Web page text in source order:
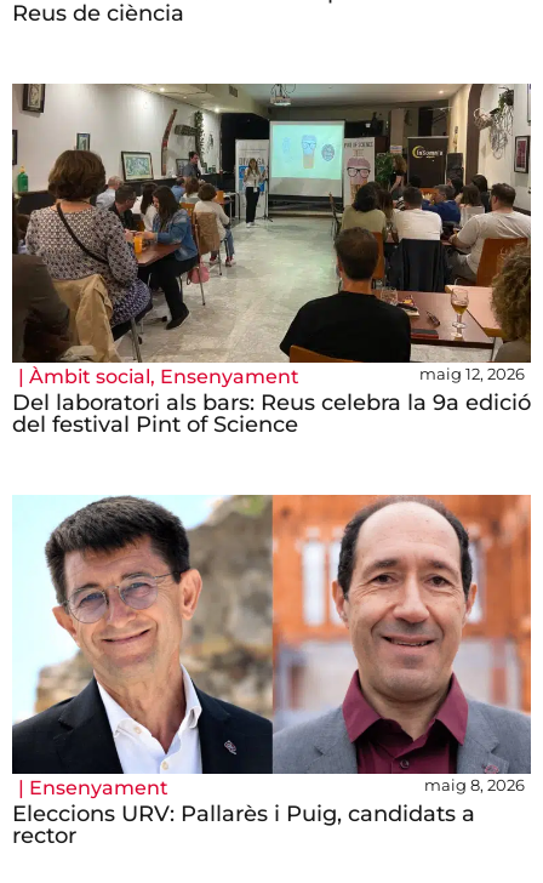
Reus de ciència
| Àmbit social, Ensenyament maig 12, 2026
Del laboratori als bars: Reus celebra la 9a edició
del festival Pint of Science
| Ensenyament maig 8, 2026
Eleccions URV: Pallarès i Puig, candidats a
rector